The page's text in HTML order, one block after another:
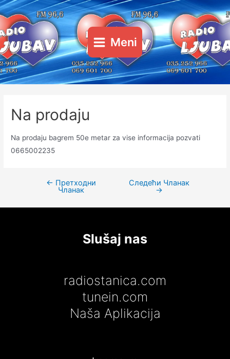
Пређи
на
садржај
Main
Menu
Meni
Na prodaju
Na prodaju bagrem 50e metar za vise informacija pozvati
0665002235
Кретање
← Претходни
Чланак
Следећи Чланак
→
Slušaj nas
radiostanica.com
tunein.com
Naša Aplikacija